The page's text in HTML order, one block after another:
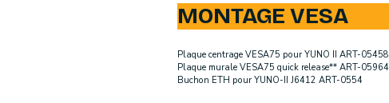
MONTAGE VESA
Plaque centrage VESA75 pour YUNO II ART-05458
Plaque murale VESA75 quick release** ART-05964
Buchon ETH pour YUNO-II J6412 ART-0554